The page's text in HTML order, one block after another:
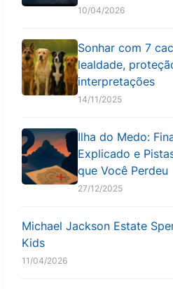
10/04/2026
Sonhar com 7
lealdade,
interpretações
14/11/2025
Ilha do Medo:
Explicado e
que Você Perdeu
27/12/2025
Michael Jackson Estate
Kids
11/04/2026